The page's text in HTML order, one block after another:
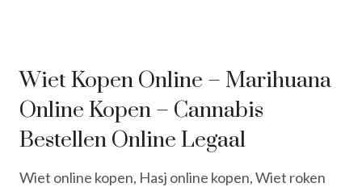
Wiet Kopen Online – Marihuana
Online Kopen – Cannabis
Bestellen Online Legaal
Wiet online kopen, Hasj online kopen, Wiet roken